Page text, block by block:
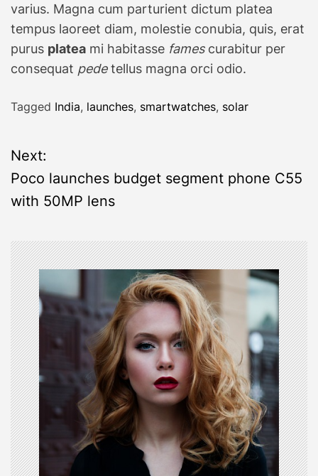
varius. Magna cum parturient dictum platea
tempus laoreet diam, molestie conubia, quis, erat
purus platea mi habitasse famescurabitur per
consequat pedetellus magna orci odio.
Tagged India, launches, smartwatches, solar
P
o
t
n
a
v
i
g
a
Next:
Poco launches budget segment phone C55
with 50MP lens